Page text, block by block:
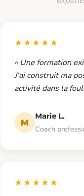
★★★★★
« Une formation
J'ai construit ma
activité dans la
M
Marie L.
Coach
★★★★★